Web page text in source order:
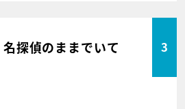
名探偵のままでいて 3